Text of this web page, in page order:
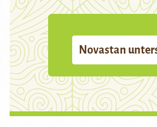
Novastan